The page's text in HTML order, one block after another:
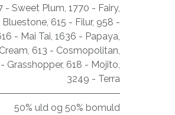
- Sweet Plum, 1770 - Fairy,
Bluestone, 615 - Filur, 958 -
- Mai Tai, 1636 - Papaya,
, 613 - Cosmopolitan,
Grasshopper, 618 - Mojito,
3249 - Terra
50% uld og 50% bomuld